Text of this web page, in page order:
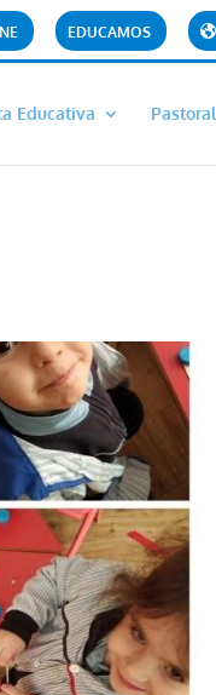
EDUCAMOS
Educativa Pastoral